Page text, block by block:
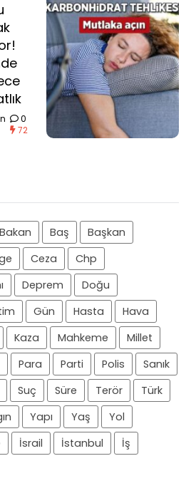
0
72
Bakan Baş
Başkan
Ceza
Chp
Deprem
Doğu
Gün Hasta
Hava
Kaza Mahkeme
Millet
Para Parti Polis
Sanık
Suç Süre Terör
Türk
Yapı Yaş
Yol
İsrail İstanbul
İş